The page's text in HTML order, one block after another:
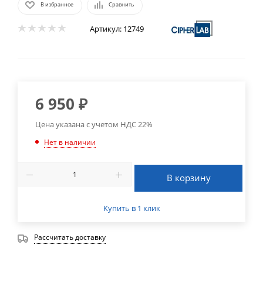
В избранное Сравнить
Артикул: 12749
6 950 ₽
Цена указана с учетом НДС 22%
Нет в наличии
В корзину
Купить в 1 клик
Рассчитать доставку